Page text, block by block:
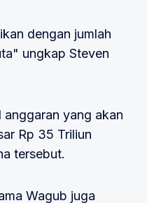
dengan jumlah
ungkap Steven
yang akan
Rp 35 Triliun
tersebut.
Wagub juga